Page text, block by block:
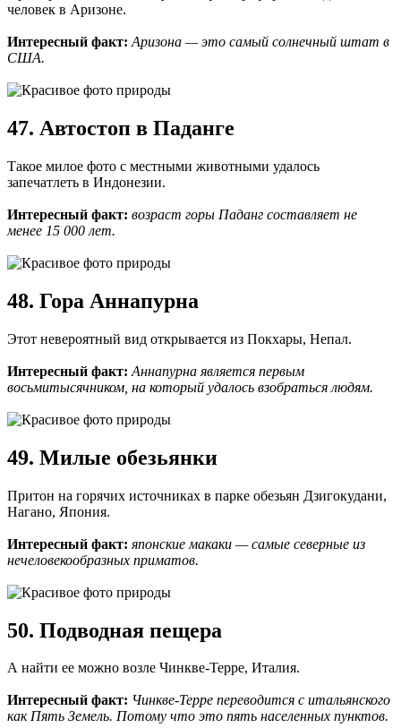
человек в Аризоне.
Интересный факт: Аризона — это самый солнечный штат в
США.
47. Автостоп в Паданге
Такое милое фото с местными животными удалось
запечатлеть в Индонезии.
Интересный факт: возраст горы Паданг составляет не
менее 15 000 лет.
48. Гора Аннапурна
Этот невероятный вид открывается из Покхары, Непал.
Интересный факт: Аннапурна является первым
восьмитысячником, на который удалось взобраться людям.
49. Милые обезьянки
Притон на горячих источниках в парке обезьян Дзигокудани,
Нагано, Япония.
Интересный факт: японские макаки — самые северные из
нечеловекообразных приматов.
50. Подводная пещера
А найти ее можно возле Чинкве-Терре, Италия.
Интересный факт: Чинкве-Терре переводится с итальянского
как Пять Земель. Потому что это пять населенных пунктов.